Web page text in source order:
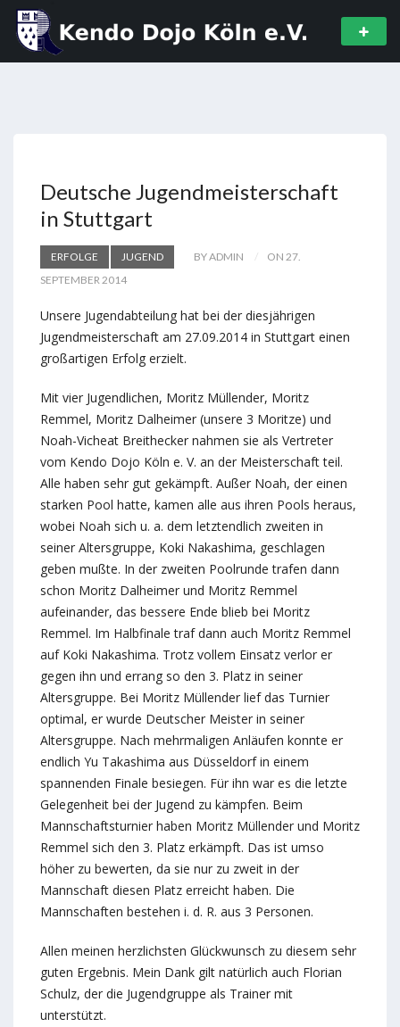
Deutsche Jugendmeisterschaft
in Stuttgart
ERFOLGE JUGEND BY ADMIN
ON 27.
SEPTEMBER 2014
Unsere Jugendabteilung hat bei der diesjährigen
Jugendmeisterschaft am 27.09.2014 in Stuttgart einen
großartigen Erfolg erzielt.
Mit vier Jugendlichen, Moritz Müllender, Moritz
Remmel, Moritz Dalheimer (unsere 3 Moritze) und
Noah-Vicheat Breithecker nahmen sie als Vertreter
vom Kendo Dojo Köln e. V. an der Meisterschaft teil.
Alle haben sehr gut gekämpft. Außer Noah, der einen
starken Pool hatte, kamen alle aus ihren Pools heraus,
wobei Noah sich u. a. dem letztendlich zweiten in
seiner Altersgruppe, Koki Nakashima, geschlagen
geben mußte. In der zweiten Poolrunde trafen dann
schon Moritz Dalheimer und Moritz Remmel
aufeinander, das bessere Ende blieb bei Moritz
Remmel. Im Halbfinale traf dann auch Moritz Remmel
auf Koki Nakashima. Trotz vollem Einsatz verlor er
gegen ihn und errang so den 3. Platz in seiner
Altersgruppe. Bei Moritz Müllender lief das Turnier
optimal, er wurde Deutscher Meister in seiner
Altersgruppe. Nach mehrmaligen Anläufen konnte er
endlich Yu Takashima aus Düsseldorf in einem
spannenden Finale besiegen. Für ihn war es die letzte
Gelegenheit bei der Jugend zu kämpfen. Beim
Mannschaftsturnier haben Moritz Müllender und Moritz
Remmel sich den 3. Platz erkämpft. Das ist umso
höher zu bewerten, da sie nur zu zweit in der
Mannschaft diesen Platz erreicht haben. Die
Mannschaften bestehen i. d. R. aus 3 Personen.
Allen meinen herzlichsten Glückwunsch zu diesem sehr
guten Ergebnis. Mein Dank gilt natürlich auch Florian
Schulz, der die Jugendgruppe als Trainer mit
unterstützt.